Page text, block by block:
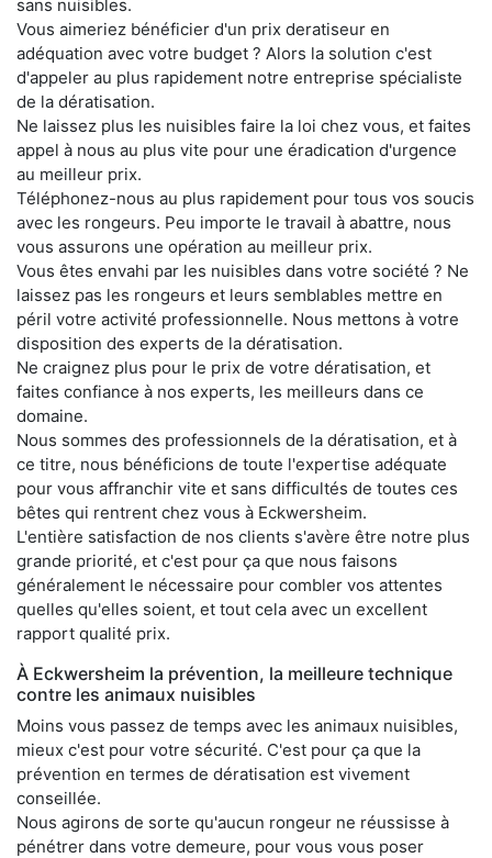
sans nuisibles.
Vous aimeriez bénéficier d'un prix deratiseur en
adéquation avec votre budget ? Alors la solution c'est
d'appeler au plus rapidement notre entreprise spécialiste
de la dératisation.
Ne laissez plus les nuisibles faire la loi chez vous, et faites
appel à nous au plus vite pour une éradication d'urgence
au meilleur prix.
Téléphonez-nous au plus rapidement pour tous vos soucis
avec les rongeurs. Peu importe le travail à abattre, nous
vous assurons une opération au meilleur prix.
Vous êtes envahi par les nuisibles dans votre société ? Ne
laissez pas les rongeurs et leurs semblables mettre en
péril votre activité professionnelle. Nous mettons à votre
disposition des experts de la dératisation.
Ne craignez plus pour le prix de votre dératisation, et
faites confiance à nos experts, les meilleurs dans ce
domaine.
Nous sommes des professionnels de la dératisation, et à
ce titre, nous bénéficions de toute l'expertise adéquate
pour vous affranchir vite et sans difficultés de toutes ces
bêtes qui rentrent chez vous à Eckwersheim.
L'entière satisfaction de nos clients s'avère être notre plus
grande priorité, et c'est pour ça que nous faisons
généralement le nécessaire pour combler vos attentes
quelles qu'elles soient, et tout cela avec un excellent
rapport qualité prix.
À Eckwersheim la prévention, la meilleure technique
contre les animaux nuisibles
Moins vous passez de temps avec les animaux nuisibles,
mieux c'est pour votre sécurité. C'est pour ça que la
prévention en termes de dératisation est vivement
conseillée.
Nous agirons de sorte qu'aucun rongeur ne réussisse à
pénétrer dans votre demeure, pour vous vous poser